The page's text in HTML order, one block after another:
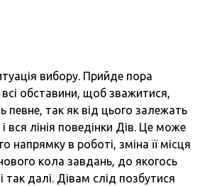
вибору. Прийде пора
всі обставини, щоб зважитися,
певне, так як від цього залежать
вся лінія поведінки Дів. Це може
напрямку в роботі, зміна її місця
кола завдань, до якогось
так далі. Дівам слід позбутися